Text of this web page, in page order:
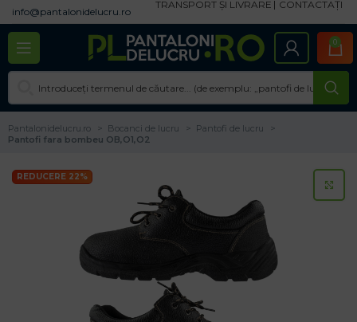
info@pantalonidelucru.ro
TRANSPORT ȘI LIVRARE CONTACTAȚI
0
Pantalonidelucru.ro Bocanci de lucru
Pantofi de lucru
Pantofi fara bombeu OB,O1,O2
REDUCERE 22%